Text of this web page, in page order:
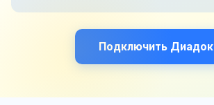
Подключить Диадок